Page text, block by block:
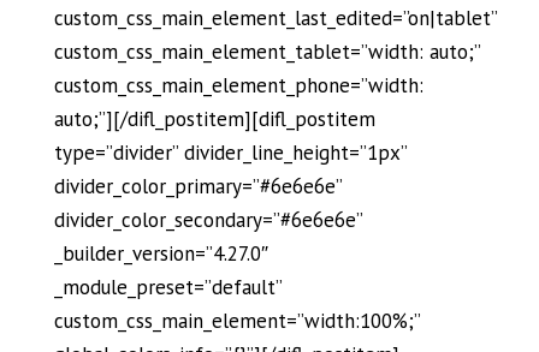
custom_css_main_element_last_edited=”on|tablet”
custom_css_main_element_tablet=”width: auto;”
custom_css_main_element_phone=”width:
auto;”][/difl_postitem][difl_postitem
type=”divider” divider_line_height=”1px”
divider_color_primary=”#6e6e6e”
divider_color_secondary=”#6e6e6e”
_builder_version=”4.27.0″
_module_preset=”default”
custom_css_main_element=”width:100%;”